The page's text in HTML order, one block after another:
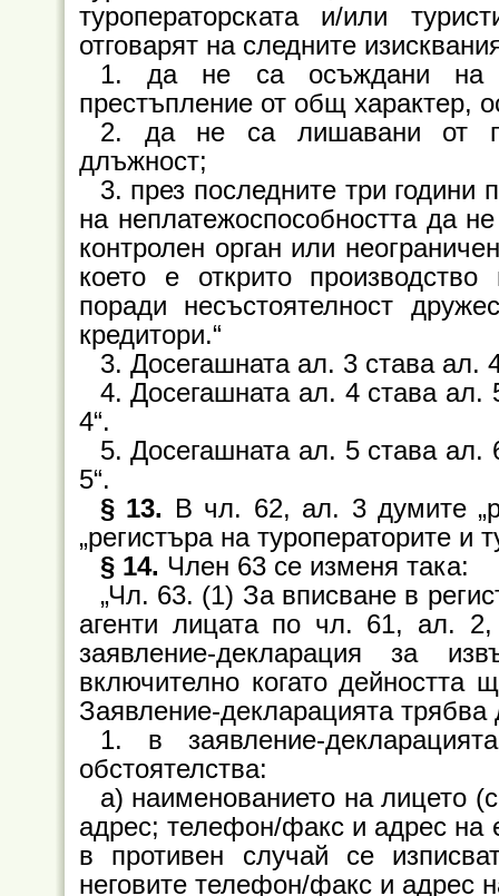
туроператорската и/или
отговарят на следните
1. да не са осъждани на
престъпление от общ характер,
2. да не са лишавани от
длъжност;
3. през последните три години
на неплатежоспособността да
контролен орган или
което е открито
поради несъстоятелност
кредитори.“
3. Досегашната ал. 3 става ал.
4. Досегашната ал. 4 става ал.
4“.
5. Досегашната ал. 5 става ал.
5“.
§ 13. В чл. 62, ал. 3 думите
„регистъра на туроператорите и
§ 14. Член 63 се изменя така:
„Чл. 63. (1) За вписване в
агенти лицата по чл. 61, ал.
заявление-декларация за
включително когато
Заявление-декларацията трябва
1. в заявление-
обстоятелства:
а) наименованието на лицето
адрес; телефон/факс и адрес на
в противен случай се
неговите телефон/факс и адрес